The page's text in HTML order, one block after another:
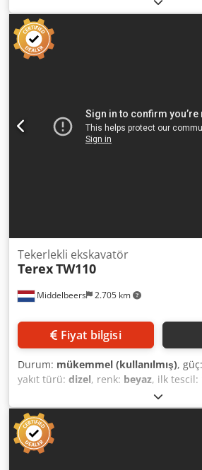
Tekerlek Silindir sayısı: 6 Boş ağırlık:
durumu: iyi Görsel durumu: ortalama
Seri numarası: ZEF169WTN3W000119
Ernst van Hek ile iletişime geçin.
Middelbeers 2.705 km
Tekerlekli ekskavatör
TerexTW110
Fiyat bilgisi
Durum: mükemmel (kullanılmış), güç:
yakıt türü: dizel, renk: beyaz, ilk tescil:
8.275 h, Genel
2008 Seri numarası: TW01100392
sayısı: 4 Dcjdpowybvaefx Amisk
ağırlık: 10.500 kg Fonksiyonel CE
durum: çok iyi Görsel durum: çok iyi